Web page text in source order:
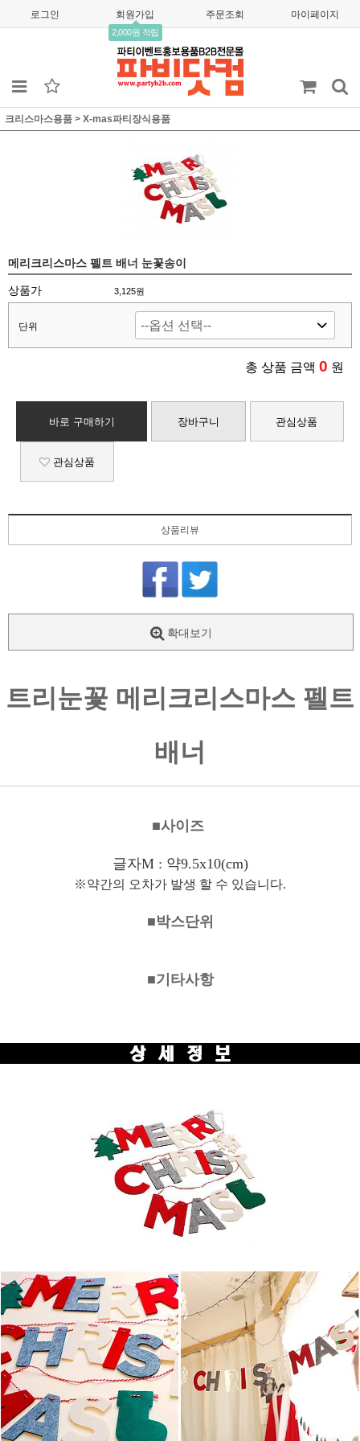
로그인 회원가입
2,000원 적립
주문조회 마이페이지
크리스마스용품 > X-mas파티장식용품
메리크리스마스 펠트 배너 눈꽃송이
상품가 3,125원
단위
총 상품 금액 0 원
바로 구매하기 장바구니 관심상품
관심상품
상품리뷰
확대보기
트리눈꽃 메리크리스마스 펠트
배너
■사이즈
글자M : 약9.5x10(cm)
※약간의 오차가 발생 할 수 있습니다.
■박스단위
■기타사항